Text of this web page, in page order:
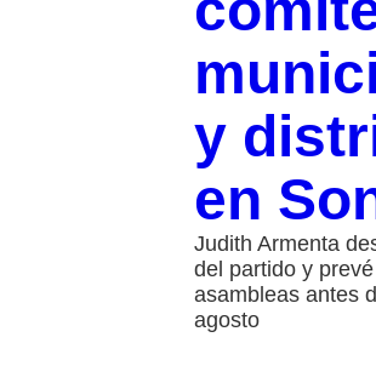
y
en
Judith Armenta
del partido y
asambleas antes
agosto